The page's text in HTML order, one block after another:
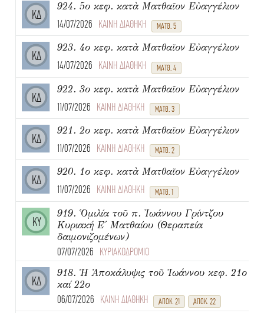
ΚΔ
924. 5ο κεφ. κατὰ Ματθαῖον Εὐαγγέλιον
14/07/2026 ΚΑΙΝΗ ΔΙΑΘΗΚΗ ΜΑΤΘ. 5
ΚΔ
923. 4ο κεφ. κατὰ Ματθαῖον Εὐαγγέλιον
14/07/2026 ΚΑΙΝΗ ΔΙΑΘΗΚΗ ΜΑΤΘ. 4
ΚΔ
922. 3ο κεφ. κατὰ Ματθαῖον Εὐαγγέλιον
11/07/2026 ΚΑΙΝΗ ΔΙΑΘΗΚΗ ΜΑΤΘ. 3
ΚΔ
921. 2ο κεφ. κατὰ Ματθαῖον Εὐαγγέλιον
11/07/2026 ΚΑΙΝΗ ΔΙΑΘΗΚΗ ΜΑΤΘ. 2
ΚΔ
920. 1ο κεφ. κατὰ Ματθαῖον Εὐαγγέλιον
11/07/2026 ΚΑΙΝΗ ΔΙΑΘΗΚΗ ΜΑΤΘ. 1
ΚΥ
919. Ὁμιλία τοῦ π. Ἰωάννου Γρίντζου
Κυριακή Ε΄ Ματθαίου (Θεραπεία
δαιμονιζομένων)
07/07/2026 ΚΥΡΙΑΚΟΔΡΟΜΙΟ
ΚΔ
918. Ἡ Ἀποκάλυψις τοῦ Ἰωάννου κεφ. 21ο
καί 22ο
06/07/2026 ΚΑΙΝΗ ΔΙΑΘΗΚΗ ΑΠΟΚ. 21 ΑΠΟΚ. 22